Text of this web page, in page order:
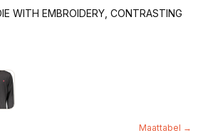
WITH EMBROIDERY, CONTRASTING
Maattabel →